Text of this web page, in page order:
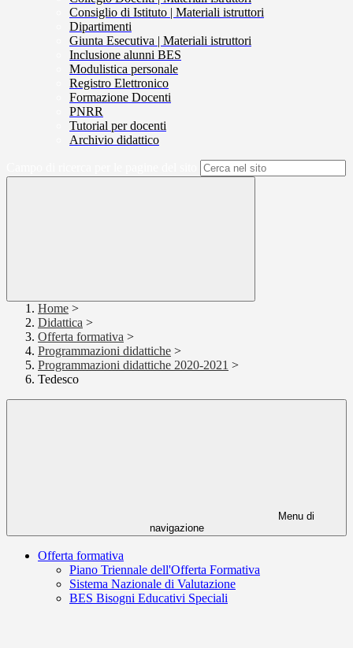
Consiglio di Istituto | Materiali istruttori
Dipartimenti
Giunta Esecutiva | Materiali istruttori
Inclusione alunni BES
Modulistica personale
Registro Elettronico
Formazione Docenti
PNRR
Tutorial per docenti
Archivio didattico
Home >
Didattica >
Offerta formativa >
Programmazioni didattiche >
Programmazioni didattiche 2020-2021 >
Tedesco
Menu di
navigazione
Offerta formativa
Piano Triennale dell'Offerta Formativa
Sistema Nazionale di Valutazione
BES Bisogni Educativi Speciali